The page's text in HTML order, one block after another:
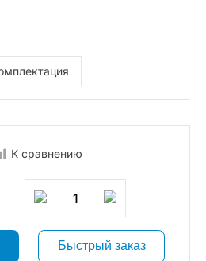
К сравнению
1
Быстрый заказ